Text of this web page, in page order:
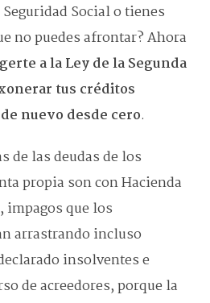
Social o tienes
no puedes afrontar? Ahora
a la Ley de la Segunda
tus créditos
nuevo desde cero.
de las deudas de los
propia son con Hacienda
impagos que los
arrastrando incluso
insolventes e
de acreedores, porque la